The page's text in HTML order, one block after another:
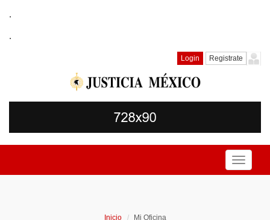
.
.
Login Registrate
Toggle
Inicio Mi Oficina